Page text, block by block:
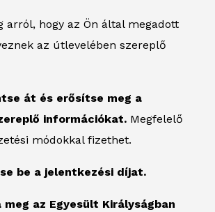
arról, hogy az Ön által megadott
az útlevelében szereplő
át és erősítse meg a
információkat. Megfelelő
módokkal fizethet.
be a jelentkezési díjat.
meg az Egyesült Királyságban